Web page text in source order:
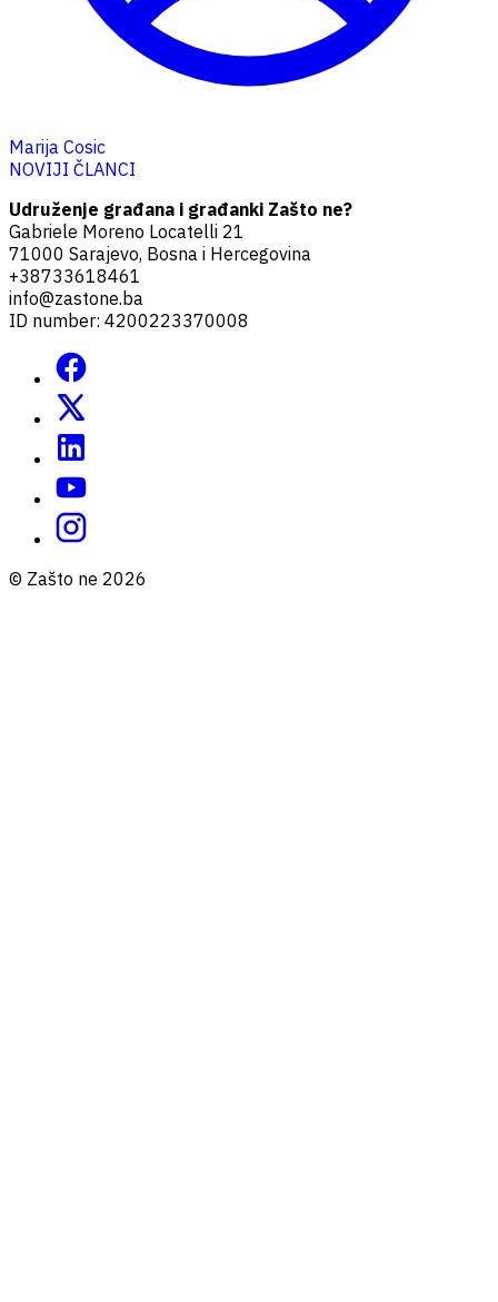
Marija Cosic
Navigacija
člancima
NOVIJI ČLANCI
Udruženje građana i građanki Zašto ne?
Gabriele Moreno Locatelli 21
71000 Sarajevo, Bosna i Hercegovina
+38733618461
info@zastone.ba
ID number: 4200223370008
© Zašto ne 2026